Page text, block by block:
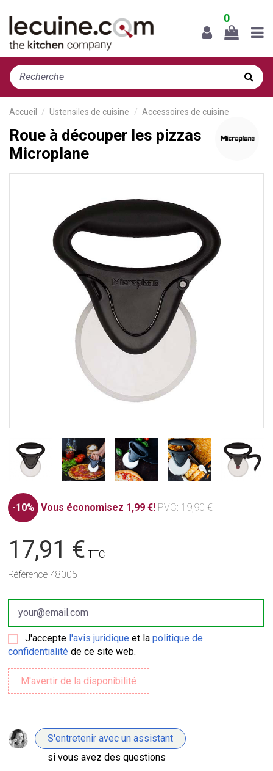
0
Accueil Ustensiles de cuisine Accessoires de cuisine
Roue à découper les pizzas
Microplane
-10% Vous économisez 1,99 €! PVC: 19,90 €
17,91 € TTC
Référence 48005
J'accepte l'avis juridique et lapolitique de
confidentialité de ce site web.
S'entretenir avec un assistant
si vous avez des questions